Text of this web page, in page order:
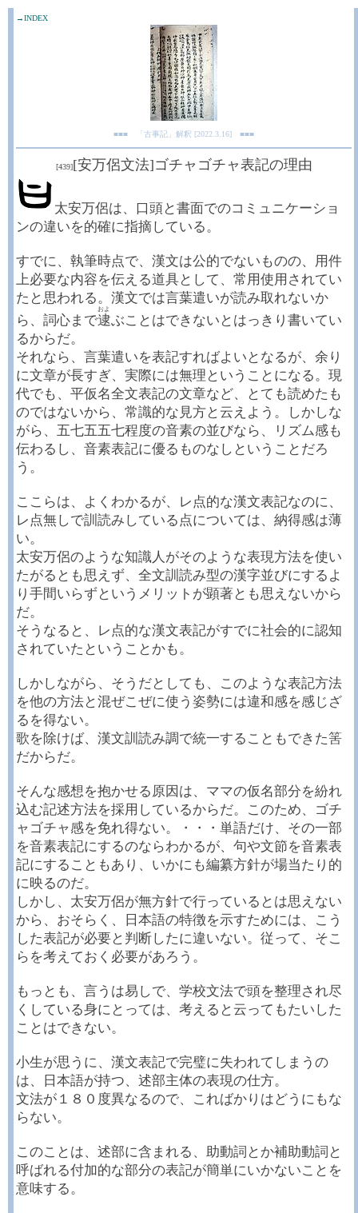
→INDEX
■■■ 「古事記」解釈 [2022.3.16] ■■■
[439][安万侶文法]ゴチャゴチャ表記の理由
太安万侶は、口頭と書面でのコミュニケーショ
ンの違いを的確に指摘している。
すでに、執筆時点で、漢文は公的でないものの、用件
上必要な内容を伝える道具として、常用使用されてい
たと思われる。漢文では言葉遣いが読み取れないか
ら、詞心まで逮
およ
ぶことはできないとはっきり書いてい
るからだ。
それなら、言葉遣いを表記すればよいとなるが、余り
に文章が長すぎ、実際には無理ということになる。現
代でも、平仮名全文表記の文章など、とても読めたも
のではないから、常識的な見方と云えよう。しかしな
がら、五七五五七程度の音素の並びなら、リズム感も
伝わるし、音素表記に優るものなしということだろ
う。
ここらは、よくわかるが、レ点的な漢文表記なのに、
レ点無しで訓読みしている点については、納得感は薄
い。
太安万侶のような知識人がそのような表現方法を使い
たがるとも思えず、全文訓読み型の漢字並びにするよ
り手間いらずというメリットが顕著とも思えないから
だ。
そうなると、レ点的な漢文表記がすでに社会的に認知
されていたということかも。
しかしながら、そうだとしても、このような表記方法
を他の方法と混ぜこぜに使う姿勢には違和感を感じざ
るを得ない。
歌を除けば、漢文訓読み調で統一することもできた筈
だからだ。
そんな感想を抱かせる原因は、ママの仮名部分を紛れ
込む記述方法を採用しているからだ。このため、ゴチ
ャゴチャ感を免れ得ない。・・・単語だけ、その一部
を音素表記にするのならわかるが、句や文節を音素表
記にすることもあり、いかにも編纂方針が場当たり的
に映るのだ。
しかし、太安万侶が無方針で行っているとは思えない
から、おそらく、日本語の特徴を示すためには、こう
した表記が必要と判断したに違いない。従って、そこ
らを考えておく必要があろう。
もっとも、言うは易しで、学校文法で頭を整理され尽
くしている身にとっては、考えると云ってもたいした
ことはできない。
小生が思うに、漢文表記で完璧に失われてしまうの
は、日本語が持つ、述部主体の表現の仕方。
文法が１８０度異なるので、こればかりはどうにもな
らない。
このことは、述部に含まれる、助動詞とか補助動詞と
呼ばれる付加的な部分の表記が簡単にいかないことを
意味する。